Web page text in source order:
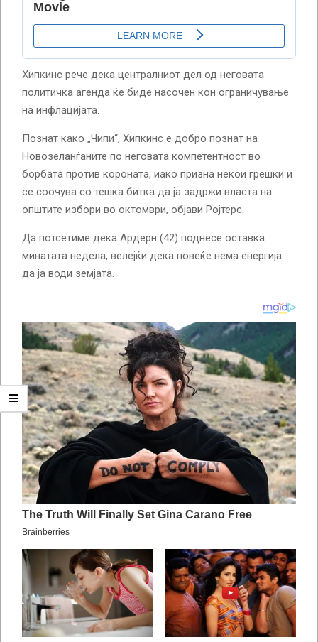
Хипкинс рече дека централниот дел од неговата
политичка агенда ќе биде насочен кон ограничување
на инфлацијата.
Познат како „Чипи“, Хипкинс е добро познат на
Новозеланѓаните по неговата компетентност во
борбата против короната, иако призна некои грешки и
се соочува со тешка битка да ја задржи власта на
општите избори во октомври, објави Ројтерс.
Да потсетиме дека Ардерн (42) поднесе оставка
минатата недела, велејќи дека повеќе нема енергија
да ја води земјата.